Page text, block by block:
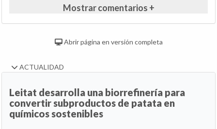
Mostrar comentarios +
Abrir página en versión completa
ACTUALIDAD
Leitat desarrolla una biorrefinería para
convertir subproductos de patata en
químicos sostenibles